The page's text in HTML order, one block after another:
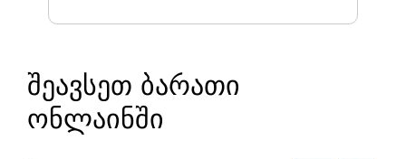
შეავსეთ ბარათი
ონლაინში